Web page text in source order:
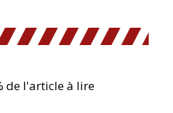
de l'article à lire